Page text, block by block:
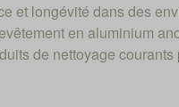
et longévité dans des
en aluminium
de nettoyage